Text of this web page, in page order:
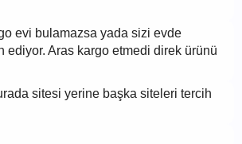
evi bulamazsa yada sizi evde
ediyor. Aras kargo etmedi direk ürünü
sitesi yerine başka siteleri tercih